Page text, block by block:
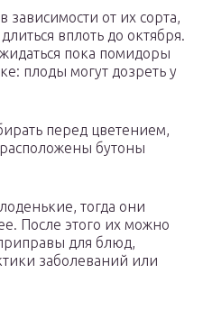
от их сорта,
вплоть до октября.
пока помидоры
плоды могут дозреть у
перед цветением,
бутоны
тогда они
После этого их можно
для блюд,
заболеваний или